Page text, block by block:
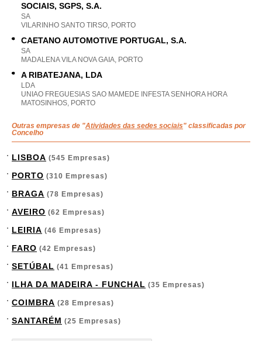
SOCIAIS, SGPS, S.A.
SA
VILARINHO SANTO TIRSO, PORTO
CAETANO AUTOMOTIVE PORTUGAL, S.A.
SA
MADALENA VILA NOVA GAIA, PORTO
A RIBATEJANA, LDA
LDA
UNIAO FREGUESIAS SAO MAMEDE INFESTA SENHORA HORA
MATOSINHOS, PORTO
Outras empresas de "Atividades das sedes sociais" classificadas por
Concelho
LISBOA (545 Empresas)
PORTO (310 Empresas)
BRAGA (78 Empresas)
AVEIRO (62 Empresas)
LEIRIA (46 Empresas)
FARO (42 Empresas)
SETÚBAL (41 Empresas)
ILHA DA MADEIRA - FUNCHAL (35 Empresas)
COIMBRA (28 Empresas)
SANTARÉM (25 Empresas)